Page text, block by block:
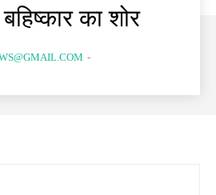
का शोर
-